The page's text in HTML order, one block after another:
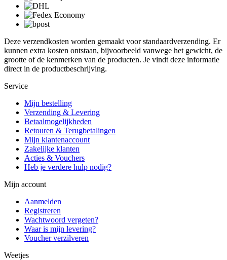
Deze verzendkosten worden gemaakt voor standaardverzending. Er
kunnen extra kosten ontstaan, bijvoorbeeld vanwege het gewicht, de
grootte of de kenmerken van de producten. Je vindt deze informatie
direct in de productbeschrijving.
Service
Mijn bestelling
Verzending & Levering
Betaalmogelijkheden
Retouren & Terugbetalingen
Mijn klantenaccount
Zakelijke klanten
Acties & Vouchers
Heb je verdere hulp nodig?
Mijn account
Aanmelden
Registreren
Wachtwoord vergeten?
Waar is mijn levering?
Voucher verzilveren
Weetjes